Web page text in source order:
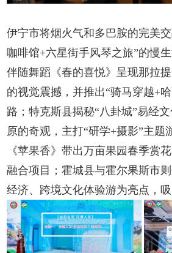
伊宁市将烟火气和多巴胺的完美
咖啡馆+六星街手风琴之旅”的慢
伴随舞蹈《春的喜悦》呈现那拉
的视觉震撼，并推出“骑马穿越+
路；特克斯县揭秘“八卦城”易经
原的奇观，主打“研学+摄影”主题
《苹果香》带出万亩果园春季赏
融合项目；霍城县与霍尔果斯市
经济、跨境文化体验游为亮点，